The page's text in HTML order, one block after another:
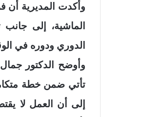
وأكدت المديرية أن
الماشية، إلى جانب
الدوري ودوره في
وأوضح الدكتور
تأتي ضمن خطة
إلى أن العمل لا